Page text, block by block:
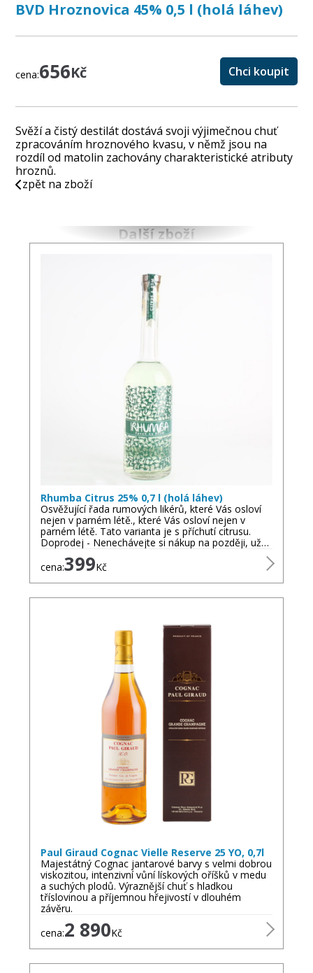
BVD Hroznovica 45% 0,5 l (holá láhev)
cena:656Kč Chci koupit
Svěží a čistý destilát dostává svoji výjimečnou chuť
zpracováním hroznového kvasu, v němž jsou na
rozdíl od matolin zachovány charakteristické atributy
hroznů.
zpět na zboží
Další zboží
Rhumba Citrus 25% 0,7 l (holá láhev)
Osvěžující řada rumových likérů, které Vás osloví
nejen v parném létě., které Vás osloví nejen v
parném létě. Tato varianta je s příchutí citrusu.
Doprodej - Nenechávejte si nákup na později, už…
cena:399Kč
Paul Giraud Cognac Vielle Reserve 25 YO, 0,7l
Majestátný Cognac jantarové barvy s velmi dobrou
viskozitou, intenzivní vůní lískových oříšků v medu
a suchých plodů. Výraznější chuť s hladkou
tříslovinou a příjemnou hřejivostí v dlouhém
závěru.
cena:2 890Kč